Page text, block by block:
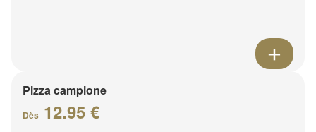
Pizza campione
Dès 12.95 €